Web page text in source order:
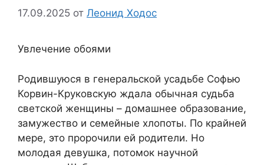
17.09.2025 от Леонид Ходос
Увлечение обоями
Родившуюся в генеральской усадьбе Софью
Корвин-Круковскую ждала обычная судьба
светской женщины – домашнее образование,
замужество и семейные хлопоты. По крайней
мере, это пророчили ей родители. Но
молодая девушка, потомок научной